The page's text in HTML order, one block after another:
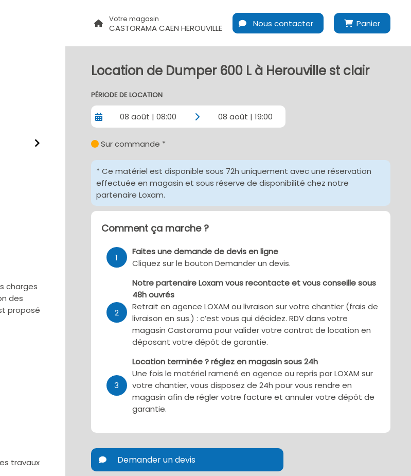
Votre magasin
CASTORAMA CAEN HEROUVILLE Nous contacter Panier
charges
des
proposé
travaux
Location de Dumper 600 L à Herouville st clair
PÉRIODE DE LOCATION
08 août | 08:00 08 août | 19:00
Sur commande *
* Ce matériel est disponible sous 72h uniquement avec une réservation
effectuée en magasin et sous réserve de disponibilité chez notre
partenaire Loxam.
Comment ça marche ?
1
Faites une demande de devis en ligne
Cliquez sur le bouton Demander un devis.
2
Notre partenaire Loxam vous recontacte et vous conseille sous
48h ouvrés
Retrait en agence LOXAM ou livraison sur votre chantier (frais de
livraison en sus.) : c’est vous qui décidez. RDV dans votre
magasin Castorama pour valider votre contrat de location en
déposant votre dépôt de garantie.
3
Location terminée ? réglez en magasin sous 24h
Une fois le matériel ramené en agence ou repris par LOXAM sur
votre chantier, vous disposez de 24h pour vous rendre en
magasin afin de régler votre facture et annuler votre dépôt de
garantie.
Demander un devis